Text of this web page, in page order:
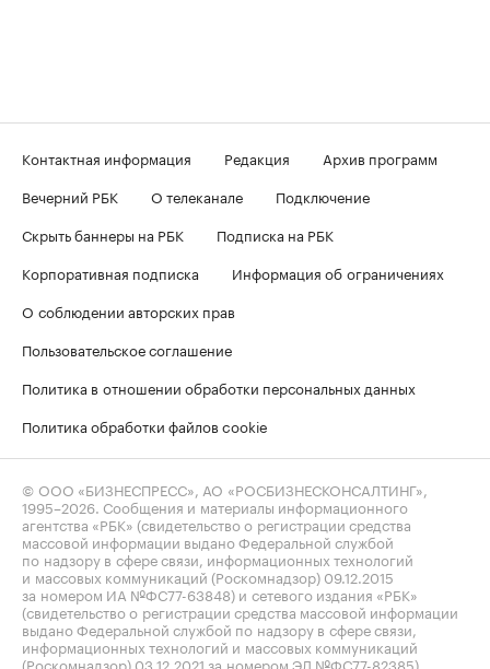
Контактная информация Редакция
Архив программ
Вечерний РБК
О телеканале
Подключение
Скрыть баннеры на РБК
Подписка на РБК
Корпоративная подписка
Информация об ограничениях
О соблюдении авторских прав
Пользовательское соглашение
Политика в отношении обработки персональных данных
Политика обработки файлов cookie
© ООО «БИЗНЕСПРЕСС», АО «РОСБИЗНЕСКОНСАЛТИНГ»,
1995–2026 . Сообщения и материалы информационного
агентства «РБК» (свидетельство о регистрации средства
массовой информации выдано Федеральной службой
по надзору в сфере связи, информационных технологий
и массовых коммуникаций (Роскомнадзор) 09.12.2015
за номером ИА №ФС77-63848) и сетевого издания «РБК»
(свидетельство о регистрации средства массовой информации
выдано Федеральной службой по надзору в сфере связи,
информационных технологий и массовых коммуникаций
(Роскомнадзор) 03.12.2021 за номером ЭЛ №ФС77-82385)